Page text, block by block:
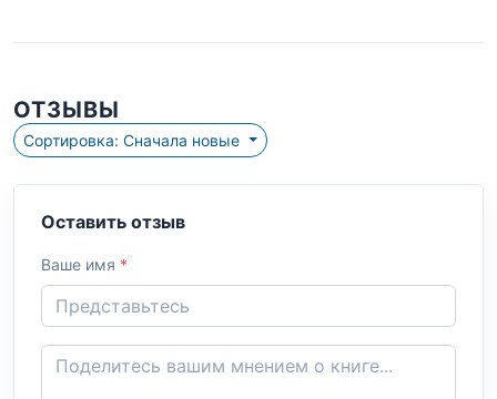
ОТЗЫВЫ
Сортировка: Сначала новые
Оставить отзыв
Ваше имя *